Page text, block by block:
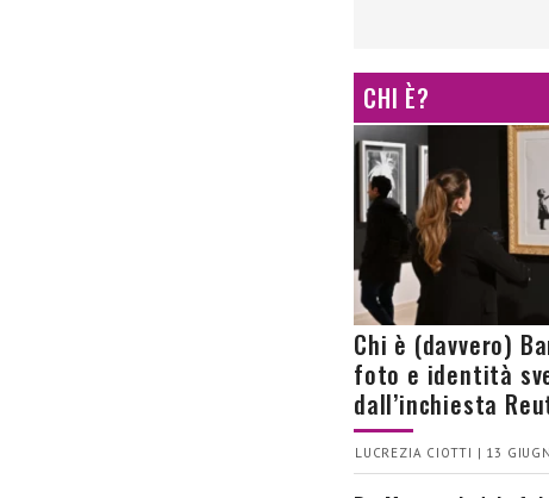
CHI È?
Chi è (davvero)
foto e identità
dall’inchiesta
LUCREZIA CIOTTI | 13